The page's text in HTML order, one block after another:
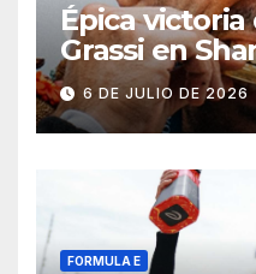
Épica victoria
Grassi en
6 DE JULIO DE 2026
FORMULA E